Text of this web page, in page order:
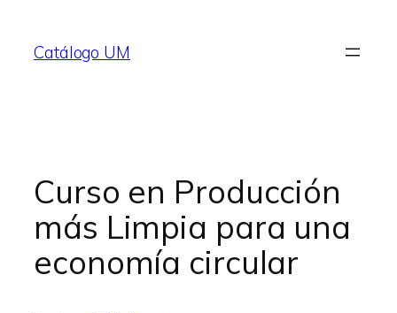
contenido
Catálogo UM
Curso en Producción
más Limpia para una
economía circular